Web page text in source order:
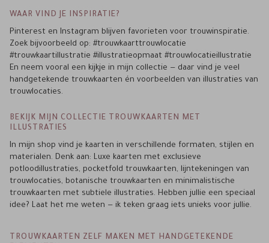
WAAR VIND JE INSPIRATIE?
Pinterest en Instagram blijven favorieten voor trouwinspiratie.
Zoek bijvoorbeeld op: #trouwkaarttrouwlocatie
#trouwkaartillustratie #illustratieopmaat #trouwlocatieillustratie
En neem vooral een kijkje in mijn collectie — daar vind je veel
handgetekende trouwkaarten én voorbeelden van illustraties van
trouwlocaties.
BEKIJK MIJN COLLECTIE TROUWKAARTEN MET
ILLUSTRATIES
In mijn shop vind je kaarten in verschillende formaten, stijlen en
materialen. Denk aan: Luxe kaarten met exclusieve
potloodillustraties, pocketfold trouwkaarten, lijntekeningen van
trouwlocaties, botanische trouwkaarten en minimalistische
trouwkaarten met subtiele illustraties. Hebben jullie een speciaal
idee? Laat het me weten — ik teken graag iets unieks voor jullie.
TROUWKAARTEN ZELF MAKEN MET HANDGETEKENDE